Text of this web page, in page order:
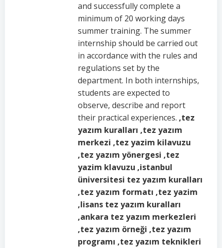
and successfully complete a
minimum of 20 working days
summer training. The summer
internship should be carried out
in accordance with the rules and
regulations set by the
department. In both internships,
students are expected to
observe, describe and report
their practical experiences. ,tez
yazım kuralları ,tez yazım
merkezi ,tez yazim kilavuzu
,tez yazım yönergesi ,tez
yazim klavuzu ,istanbul
üniversitesi tez yazım kuralları
,tez yazım formatı ,tez yazim
,lisans tez yazım kuralları
,ankara tez yazım merkezleri
,tez yazım örneği ,tez yazım
programı ,tez yazım teknikleri